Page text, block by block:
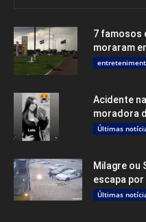
7 famosos
moraram
Acidente
moradora
Últimas
Milagre ou
escapa
Últimas